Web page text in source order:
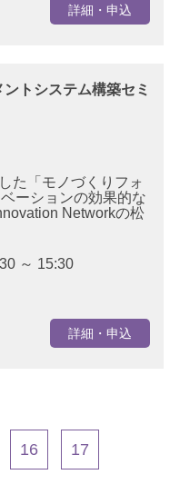
詳細・申込
トシステム構築セミ
た「モノづくりフォ
ーションの効果的な
Networkの松
～ 15:30
詳細・申込
16 17